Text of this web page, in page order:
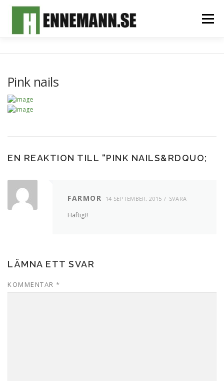
Hoppa
Meny
Pink nails
EN REAKTION TILL “PINK NAILS&RDQUO;
FARMOR 14 SEPTEMBER, 2015 SVARA
Häftigt!
LÄMNA ETT SVAR
KOMMENTAR *